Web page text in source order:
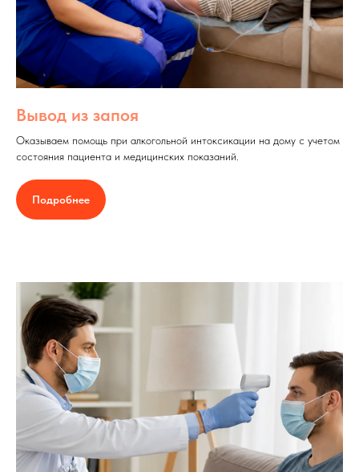
Вывод из запоя
Оказываем помощь при алкогольной интоксикации на дому с учетом
состояния пациента и медицинских показаний.
Подробнее